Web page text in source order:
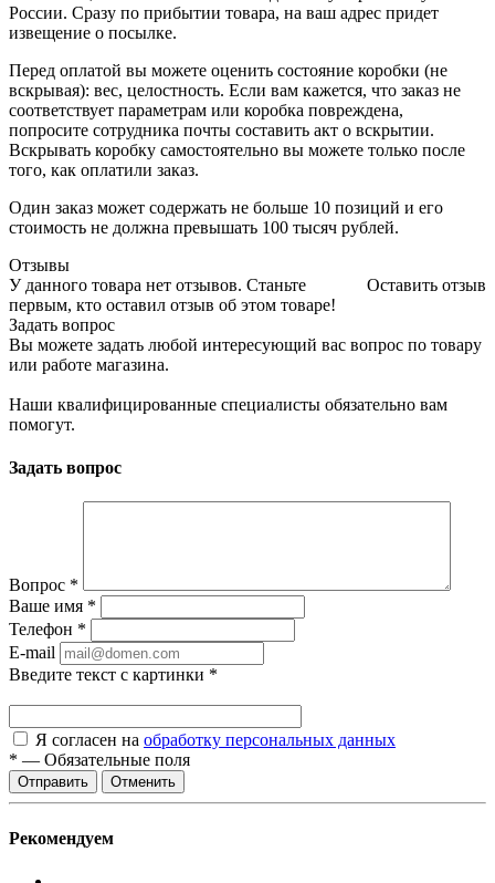
России. Сразу по прибытии товара, на ваш адрес придет
извещение о посылке.
Перед оплатой вы можете оценить состояние коробки (не
вскрывая): вес, целостность. Если вам кажется, что заказ не
соответствует параметрам или коробка повреждена,
попросите сотрудника почты составить акт о вскрытии.
Вскрывать коробку самостоятельно вы можете только после
того, как оплатили заказ.
Один заказ может содержать не больше 10 позиций и его
стоимость не должна превышать 100 тысяч рублей.
Отзывы
Оставить отзыв
У данного товара нет отзывов. Станьте
первым, кто оставил отзыв об этом товаре!
Задать вопрос
Вы можете задать любой интересующий вас вопрос по товару
или работе магазина.
Наши квалифицированные специалисты обязательно вам
помогут.
Задать вопрос
Вопрос *
Ваше имя *
Телефон *
E-mail
Введите текст с картинки *
Я согласен на обработку персональных данных
* — Обязательные поля
Отменить
Рекомендуем